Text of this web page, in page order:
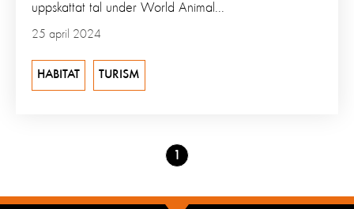
25 april 2024
uppskattat tal under World Animal...
HABITAT TURISM
Go
to
1